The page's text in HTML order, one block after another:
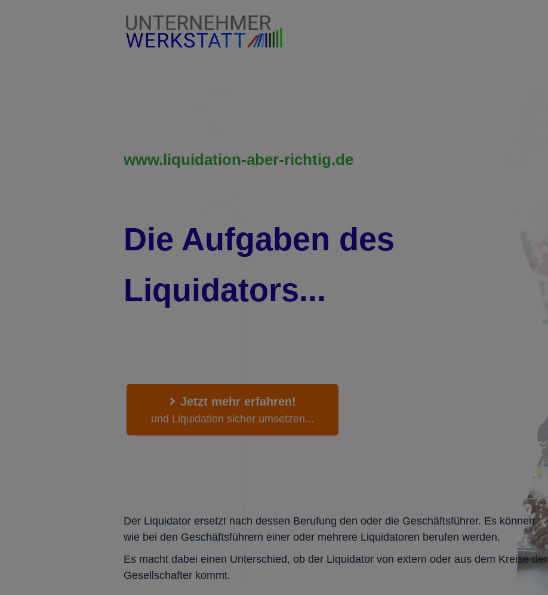
www.liquidation-aber-richtig.de
Die Aufgaben des
Liquidators...
Jetzt mehr erfahren!
und Liquidation sicher umsetzen...
Der Liquidator ersetzt nach dessen Berufung den oder die Geschäftsführer. Es können
wie bei den Geschäftsführern einer oder mehrere Liquidatoren berufen werden.
Es macht dabei einen Unterschied, ob der Liquidator von extern oder aus dem Kreise der
Gesellschafter kommt.